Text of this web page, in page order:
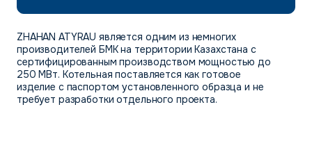
ZHAHAN ATYRAU является одним из немногих
производителей БМК на территории Казахстана с
сертифицированным производством мощностью до
250 МВт. Котельная поставляется как готовое
изделие с паспортом установленного образца и не
требует разработки отдельного проекта.